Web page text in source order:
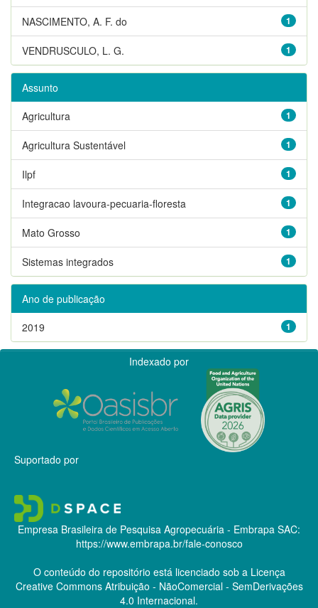
1
NASCIMENTO, A. F. do
1
VENDRUSCULO, L. G.
Assunto
1
Agricultura
1
Agricultura Sustentável
1
Ilpf
1
Integracao lavoura-pecuaria-floresta
1
Mato Grosso
1
Sistemas integrados
Ano de publicação
1
2019
Indexado por
Suportado por
Empresa Brasileira de Pesquisa Agropecuária - Embrapa SAC:
https://www.embrapa.br/fale-conosco
O conteúdo do repositório está licenciado sob a Licença
Creative CommonsAtribuição - NãoComercial - SemDerivações
4.0 Internacional.